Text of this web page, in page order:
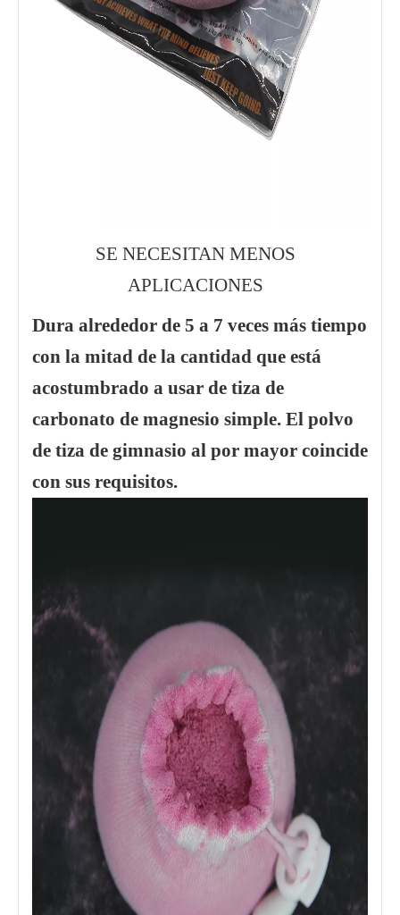
SE NECESITAN MENOS
APLICACIONES
Dura alrededor de 5 a 7 veces más tiempo
con la mitad de la cantidad que está
acostumbrado a usar de tiza de
carbonato de magnesio simple. El polvo
de tiza de gimnasio al por mayor coincide
con sus requisitos.